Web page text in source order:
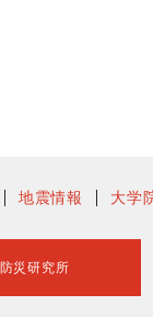
地震情報 大学
防災研究所